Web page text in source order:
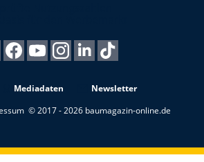
Mediadaten
Newsletter
© 2017 - 2026 baumagazin-online.de